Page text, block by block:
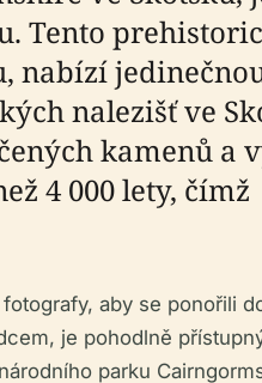
Tento
nabízí
nalezišť ve
kamenů a
4 000 lety, čímž
aby se ponořili
je pohodlně
parku